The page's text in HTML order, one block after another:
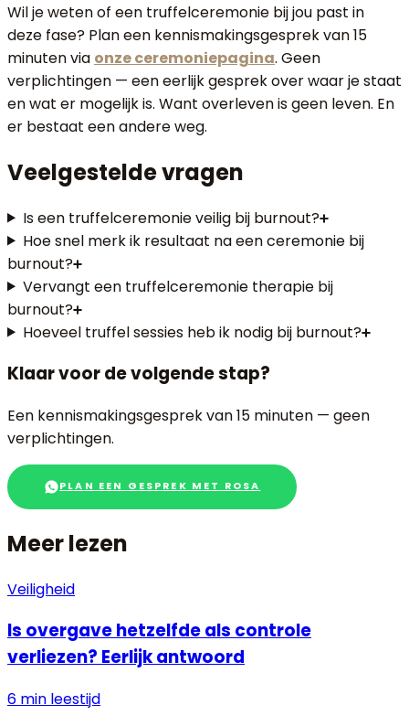
Wil je weten of een truffelceremonie bij jou past in
deze fase? Plan een kennismakingsgesprek van 15
minuten via onze ceremoniepagina. Geen
verplichtingen — een eerlijk gesprek over waar je staat
en wat er mogelijk is. Want overleven is geen leven. En
er bestaat een andere weg.
Veelgestelde vragen
Is een truffelceremonie veilig bij burnout?
Hoe snel merk ik resultaat na een ceremonie bij
burnout?
Vervangt een truffelceremonie therapie bij
burnout?
Hoeveel truffel sessies heb ik nodig bij burnout?
Klaar voor de volgende stap?
Een kennismakingsgesprek van 15 minuten — geen
verplichtingen.
PLAN EEN GESPREK MET ROSA
Meer lezen
Veiligheid
Is overgave hetzelfde als controle
verliezen? Eerlijk antwoord
6 min leestijd